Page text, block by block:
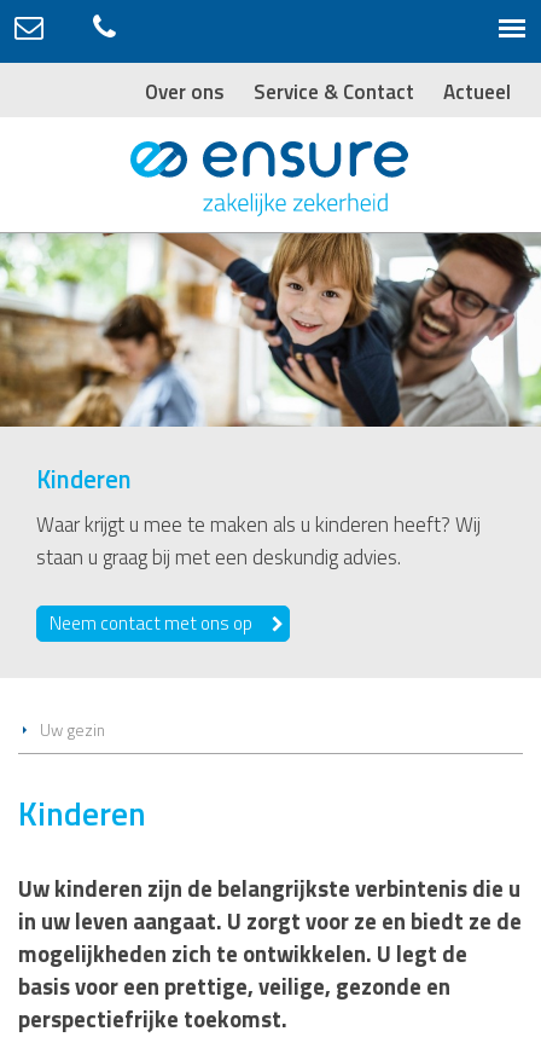
Over ons Service & Contact Actueel
Kinderen
Waar krijgt u mee te maken als u kinderen heeft? Wij
staan u graag bij met een deskundig advies.
Neem contact met ons op
Uw gezin
Kinderen
Uw kinderen zijn de belangrijkste verbintenis die u
in uw leven aangaat. U zorgt voor ze en biedt ze de
mogelijkheden zich te ontwikkelen. U legt de
basis voor een prettige, veilige, gezonde en
perspectiefrijke toekomst.